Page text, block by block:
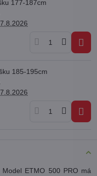
177-187cm
185-195cm
ETMO 500 PRO má